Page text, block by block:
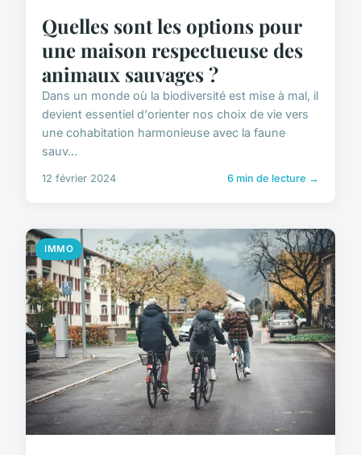
Quelles sont les options pour
une maison respectueuse des
animaux sauvages ?
Dans un monde où la biodiversité est mise à mal, il
devient essentiel d'orienter nos choix de vie vers
une cohabitation harmonieuse avec la faune
sauv...
12 février 2024 6 min de lecture →
IMMO